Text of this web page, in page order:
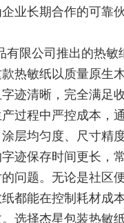
业长期合作的可靠伙
有限公司推出的热
热敏纸以质量原生
迹清晰，完全满足
过程中严控成本，
层均匀度、尺寸精
迹保存时间更长，
问题。无论是社区
都能在控制耗材成
选择杰星包装热敏